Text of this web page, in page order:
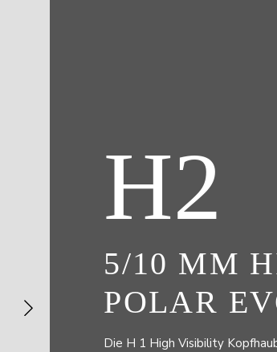
H2
5/10 MM
POLAR
Die H 1 High Visibility